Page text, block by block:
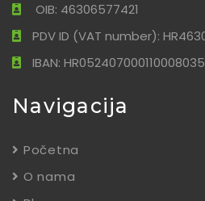
OIB: 46306577421
PDV ID (VAT number):
IBAN:
Navigacija
Početna
O nama